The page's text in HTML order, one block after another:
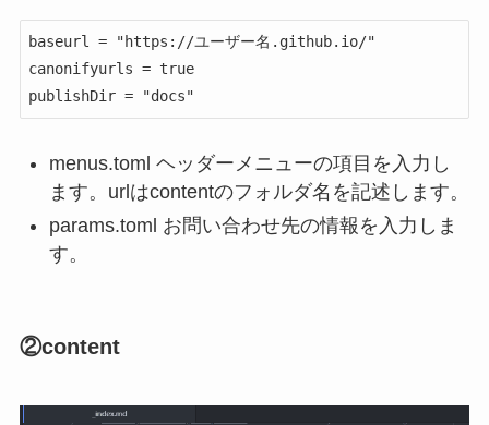
baseurl = "https://ユーザー名.github.io/"
canonifyurls = true
menus.toml ヘッダーメニューの項目を入力し
ます。urlはcontentのフォルダ名を記述します。
params.toml お問い合わせ先の情報を入力しま
す。
②content